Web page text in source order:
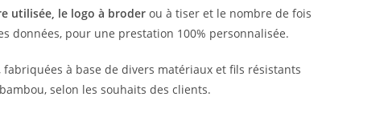
utilisée, le logo à broder ou à tiser et le nombre de fois
données, pour une prestation 100% personnalisée.
à base de divers matériaux et fils résistants
selon les souhaits des clients.